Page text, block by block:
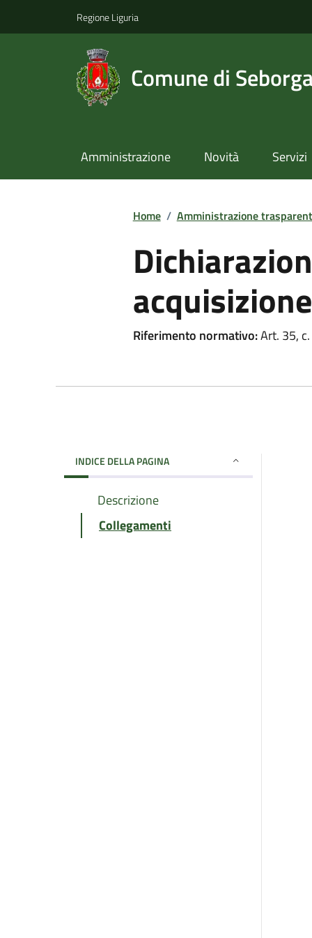
Regione Liguria
Comune di
Amministrazione Novità Servizi
Home / Amministrazione
Riferimento normativo:Art. 35,
INDICE DELLA PAGINA
Descrizione
Collegamenti